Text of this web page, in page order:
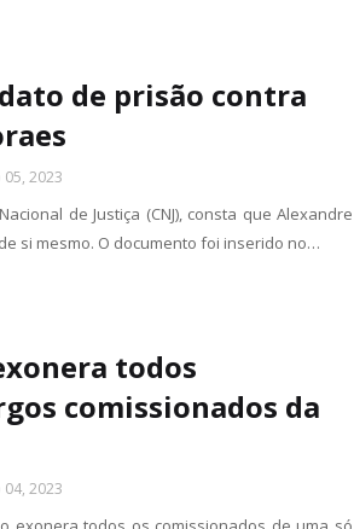
de prisão contra
05, 2023
de Justiça (CNJ), consta que Alexandre
si mesmo. O documento foi inserido no…
todos
comissionados da
04, 2023